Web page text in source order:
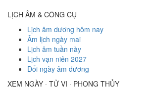
LỊCH ÂM & CÔNG CỤ
Lịch âm dương hôm nay
Âm lịch ngày mai
Lịch âm tuần này
Lịch vạn niên 2027
Đổi ngày âm dương
XEM NGÀY · TỬ VI · PHONG THỦY